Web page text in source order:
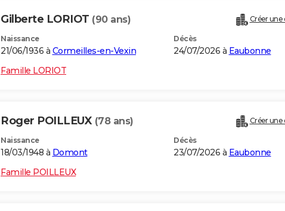
Gilberte LORIOT (90 ans) Créer une
Naissance
21/06/1936 à Cormeilles-en-Vexin
Décès
24/07/2026 à Eaubonne
Famille LORIOT
Roger POILLEUX (78 ans) Créer une
Naissance
18/03/1948 à Domont
Décès
23/07/2026 à Eaubonne
Famille POILLEUX